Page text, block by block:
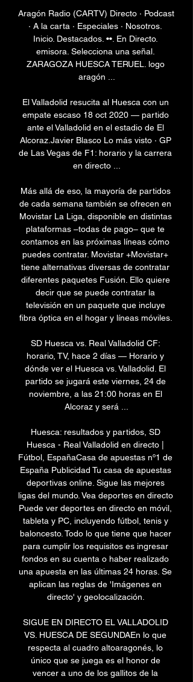
Aragón Radio (CARTV) Directo · Podcast
· A la carta · Especiales · Nosotros.
Inicio. Destacados. ••. En Directo.
emisora. Selecciona una señal.
ZARAGOZA HUESCA TERUEL. logo
aragón ...
El Valladolid resucita al Huesca con un
empate escaso 18 oct 2020 — partido
ante el Valladolid en el estadio de El
Alcoraz.Javier Blasco Lo más visto · GP
de Las Vegas de F1: horario y la carrera
en directo ...
Más allá de eso, la mayoría de partidos
de cada semana también se ofrecen en
Movistar La Liga, disponible en distintas
plataformas –todas de pago– que te
contamos en las próximas líneas cómo
puedes contratar. Movistar +Movistar+
tiene alternativas diversas de contratar
diferentes paquetes Fusión. Ello quiere
decir que se puede contratar la
televisión en un paquete que incluye
fibra óptica en el hogar y líneas móviles.
SD Huesca vs. Real Valladolid CF:
horario, TV, hace 2 días — Horario y
dónde ver el Huesca vs. Valladolid. El
partido se jugará este viernes, 24 de
noviembre, a las 21:00 horas en El
Alcoraz y será ...
Huesca: resultados y partidos, SD
Huesca - Real Valladolid en directo |
Fútbol, EspañaCasa de apuestas nº1 de
España Publicidad Tu casa de apuestas
deportivas online. Sigue las mejores
ligas del mundo. Vea deportes en directo
Puede ver deportes en directo en móvil,
tableta y PC, incluyendo fútbol, tenis y
baloncesto. Todo lo que tiene que hacer
para cumplir los requisitos es ingresar
fondos en su cuenta o haber realizado
una apuesta en las últimas 24 horas. Se
aplican las reglas de 'Imágenes en
directo' y geolocalización.
SIGUE EN DIRECTO EL VALLADOLID
VS. HUESCA DE SEGUNDAEn lo que
respecta al cuadro altoaragonés, lo
único que se juega es el honor de
vencer a uno de los gallitos de la